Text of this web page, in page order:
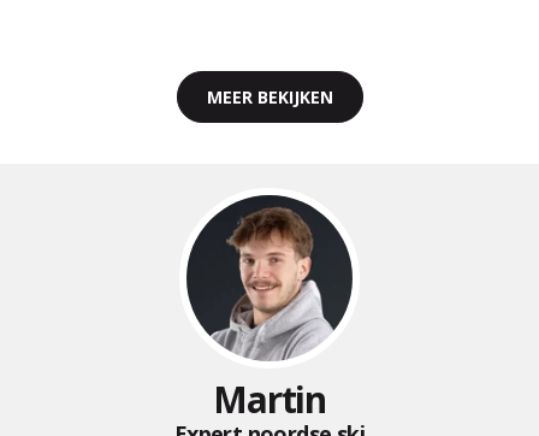
MEER BEKIJKEN
Martin